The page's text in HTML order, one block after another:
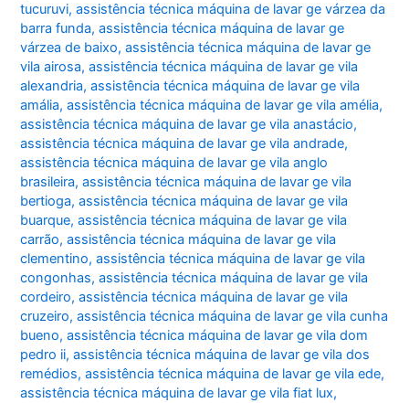
tucuruvi,assistência técnica máquina de lavar ge várzea da
barra funda,assistência técnica máquina de lavar ge
várzea de baixo,assistência técnica máquina de lavar ge
vila airosa,assistência técnica máquina de lavar ge vila
alexandria,assistência técnica máquina de lavar ge vila
amália,assistência técnica máquina de lavar ge vila amélia,
assistência técnica máquina de lavar ge vila anastácio,
assistência técnica máquina de lavar ge vila andrade,
assistência técnica máquina de lavar ge vila anglo
brasileira,assistência técnica máquina de lavar ge vila
bertioga,assistência técnica máquina de lavar ge vila
buarque,assistência técnica máquina de lavar ge vila
carrão,assistência técnica máquina de lavar ge vila
clementino,assistência técnica máquina de lavar ge vila
congonhas,assistência técnica máquina de lavar ge vila
cordeiro,assistência técnica máquina de lavar ge vila
cruzeiro,assistência técnica máquina de lavar ge vila cunha
bueno,assistência técnica máquina de lavar ge vila dom
pedro ii,assistência técnica máquina de lavar ge vila dos
remédios,assistência técnica máquina de lavar ge vila ede,
assistência técnica máquina de lavar ge vila fiat lux,